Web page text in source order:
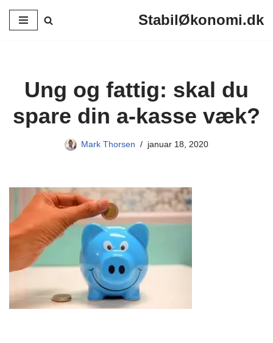
Spring
StabilØkonomi.dk
Ung og fattig: skal du
spare din a-kasse væk?
Mark Thorsen januar 18, 2020